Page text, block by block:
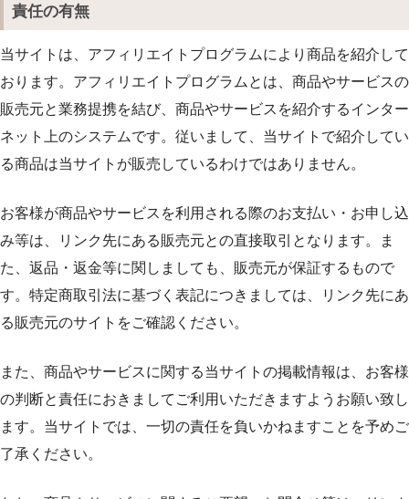
責任の有無
当サイトは、アフィリエイトプログラムにより商品を紹介して
おります。アフィリエイトプログラムとは、商品やサービスの
販売元と業務提携を結び、商品やサービスを紹介するインター
ネット上のシステムです。従いまして、当サイトで紹介してい
る商品は当サイトが販売しているわけではありません。
お客様が商品やサービスを利用される際のお支払い・お申し込
み等は、リンク先にある販売元との直接取引となります。ま
た、返品・返金等に関しましても、販売元が保証するもので
す。特定商取引法に基づく表記につきましては、リンク先にあ
る販売元のサイトをご確認ください。
また、商品やサービスに関する当サイトの掲載情報は、お客様
の判断と責任におきましてご利用いただきますようお願い致し
ます。当サイトでは、一切の責任を負いかねますことを予めご
了承ください。